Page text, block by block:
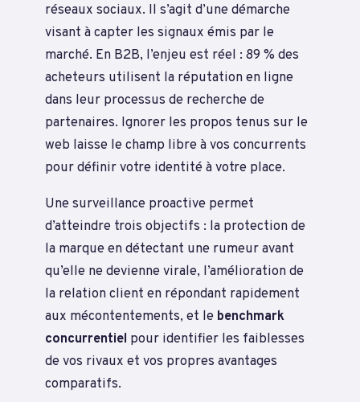
réseaux sociaux. Il s’agit d’une démarche
visant à capter les signaux émis par le
marché. En B2B, l’enjeu est réel : 89 % des
acheteurs utilisent la réputation en ligne
dans leur processus de recherche de
partenaires. Ignorer les propos tenus sur le
web laisse le champ libre à vos concurrents
pour définir votre identité à votre place.
Une surveillance proactive permet
d’atteindre trois objectifs : la protection de
la marque en détectant une rumeur avant
qu’elle ne devienne virale, l’amélioration de
la relation client en répondant rapidement
aux mécontentements, et le benchmark
concurrentiel pour identifier les faiblesses
de vos rivaux et vos propres avantages
comparatifs.